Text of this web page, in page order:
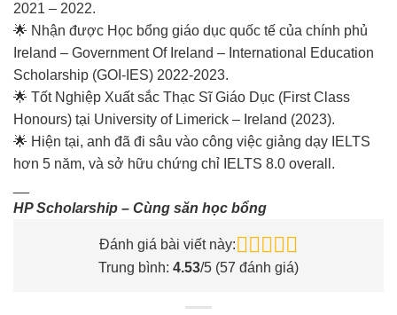
2021 – 2022.
🌟 Nhận được Học bổng giáo dục quốc tế của chính phủ
Ireland – Government Of Ireland – International Education
Scholarship (GOI-IES) 2022-2023.
🌟 Tốt Nghiệp Xuất sắc Thạc Sĩ Giáo Dục (First Class
Honours) tại University of Limerick – Ireland (2023).
🌟 Hiện tại, anh đã đi sâu vào công việc giảng dạy IELTS
hơn 5 năm, và sở hữu chứng chỉ IELTS 8.0 overall.
HP Scholarship – Cùng săn học bổng
Đánh giá bài viết này:
Trung bình: 4.53/5 (57 đánh giá)